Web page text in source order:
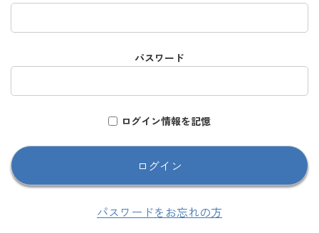
パスワード
ログイン情報を記憶
パスワードをお忘れの方